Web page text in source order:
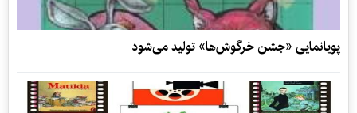
پویانمایی «جشن خرگوش‌ها» تولید می‌شود